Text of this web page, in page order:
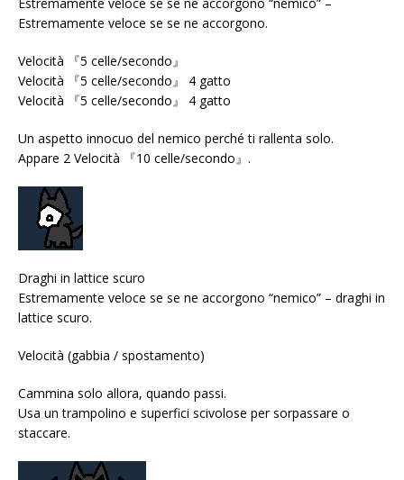
Estremamente veloce se se ne accorgono.
Velocità 『5 celle/secondo』
Velocità 『5 celle/secondo』 4 gatto
Velocità 『5 celle/secondo』 4 gatto
Un aspetto innocuo del nemico perché ti rallenta solo.
Appare 2 Velocità 『10 celle/secondo』.
Draghi in lattice scuro
Estremamente veloce se se ne accorgono “nemico” – draghi in
lattice scuro.
Velocità (gabbia / spostamento)
Cammina solo allora, quando passi.
Usa un trampolino e superfici scivolose per sorpassare o
staccare.